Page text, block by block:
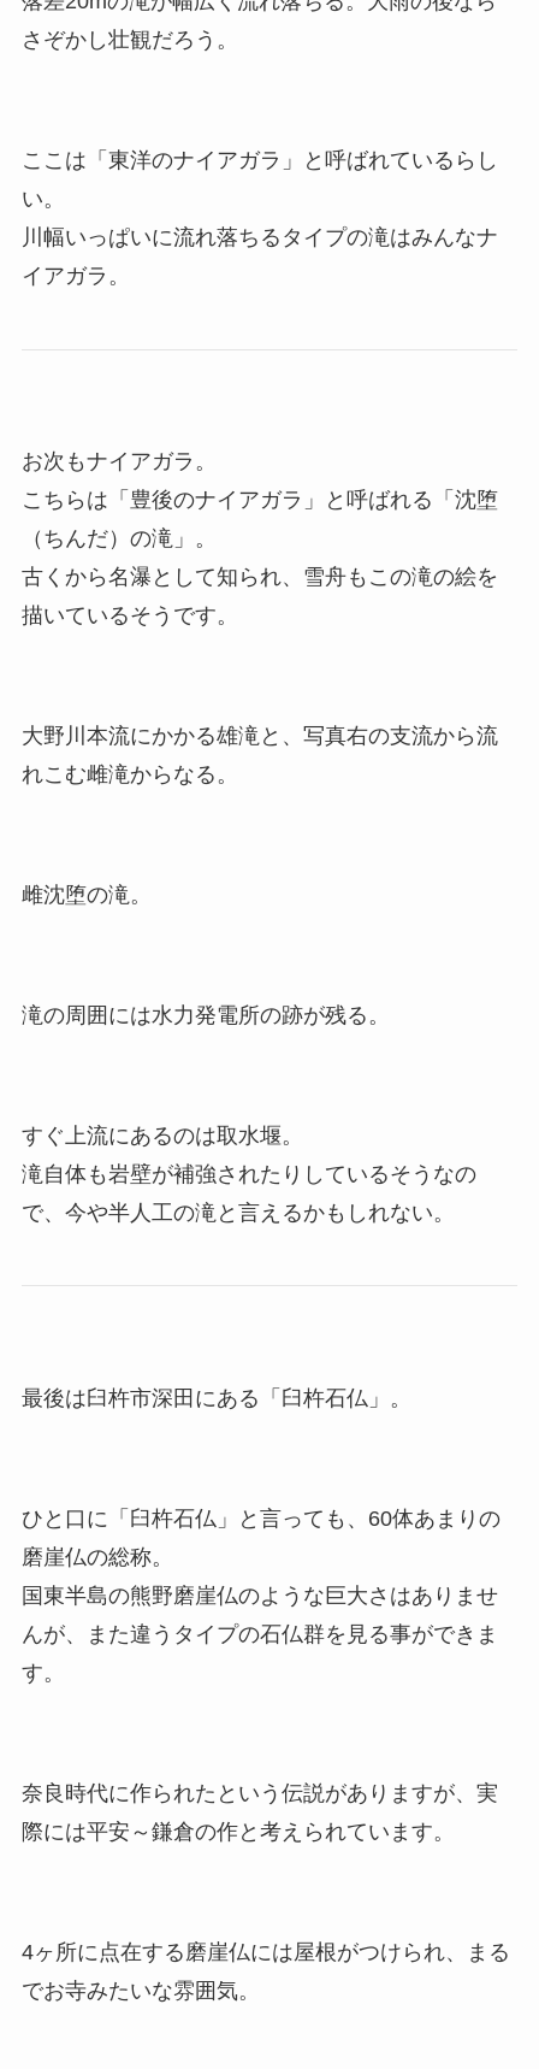
さぞかし壮観だろう。
ここは「東洋のナイアガラ」と呼ばれているらし
い。
川幅いっぱいに流れ落ちるタイプの滝はみんなナ
イアガラ。
お次もナイアガラ。
こちらは「豊後のナイアガラ」と呼ばれる「沈堕
（ちんだ）の滝」。
古くから名瀑として知られ、雪舟もこの滝の絵を
描いているそうです。
大野川本流にかかる雄滝と、写真右の支流から流
れこむ雌滝からなる。
雌沈堕の滝。
滝の周囲には水力発電所の跡が残る。
すぐ上流にあるのは取水堰。
滝自体も岩壁が補強されたりしているそうなの
で、今や半人工の滝と言えるかもしれない。
最後は臼杵市深田にある「臼杵石仏」。
ひと口に「臼杵石仏」と言っても、60体あまりの
磨崖仏の総称。
国東半島の熊野磨崖仏のような巨大さはありませ
んが、また違うタイプの石仏群を見る事ができま
す。
奈良時代に作られたという伝説がありますが、実
際には平安～鎌倉の作と考えられています。
4ヶ所に点在する磨崖仏には屋根がつけられ、まる
でお寺みたいな雰囲気。